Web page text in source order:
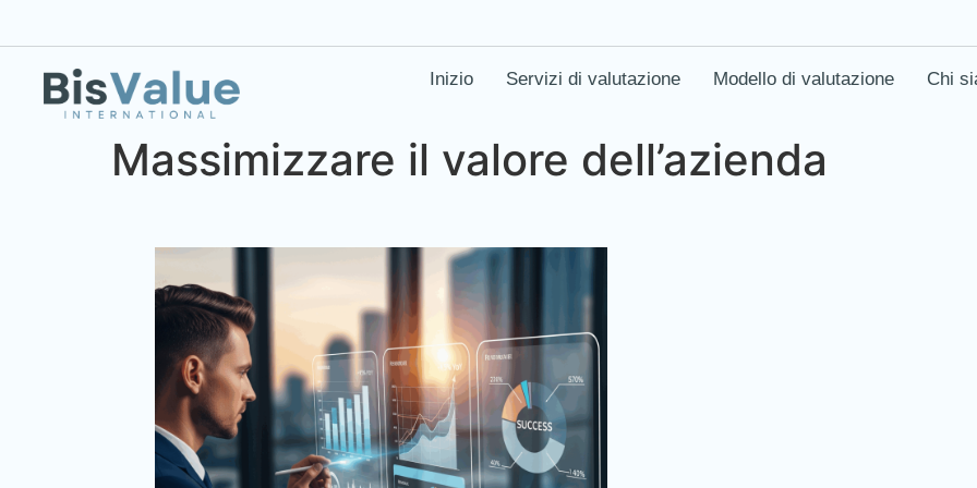
Inizio Servizi di valutazione Modello di valutazione Chi
Massimizzare il valore dell’azienda